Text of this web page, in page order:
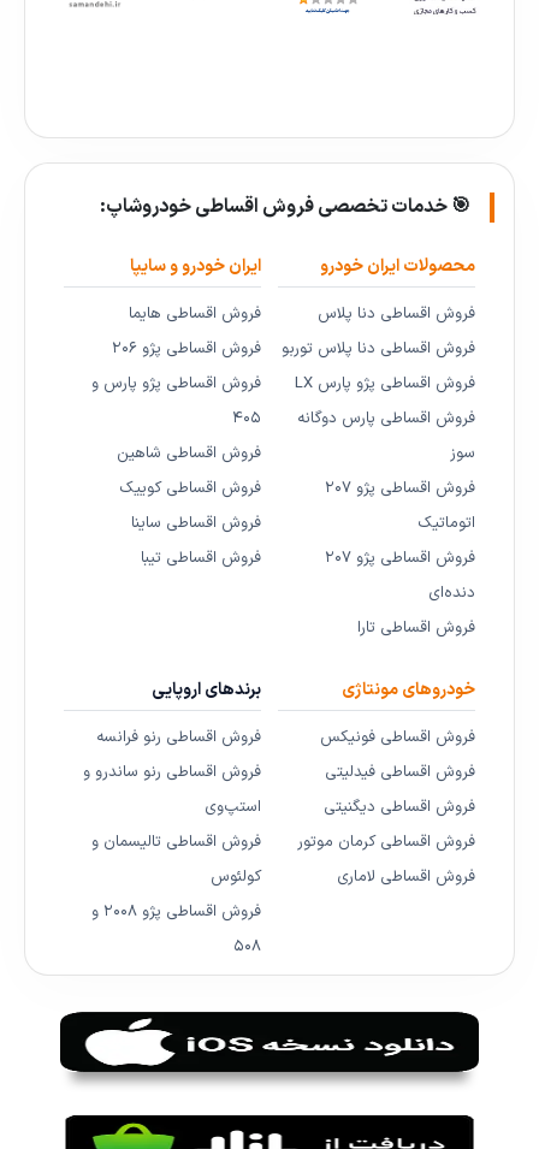
🎯 خدمات تخصصی فروش اقساطی خودروشاپ:
محصولات ایران خودرو
فروش اقساطی دنا پلاس
فروش اقساطی دنا پلاس توربو
فروش اقساطی پژو پارس LX
فروش اقساطی پارس دوگانه
سوز
فروش اقساطی پژو ۲۰۷
اتوماتیک
فروش اقساطی پژو ۲۰۷
دنده‌ای
فروش اقساطی تارا
ایران خودرو و سایپا
فروش اقساطی هایما
فروش اقساطی پژو ۲۰۶
فروش اقساطی پژو پارس و
۴۰۵
فروش اقساطی شاهین
فروش اقساطی کوییک
فروش اقساطی ساینا
فروش اقساطی تیبا
خودروهای مونتاژی
فروش اقساطی فونیکس
فروش اقساطی فیدلیتی
فروش اقساطی دیگنیتی
فروش اقساطی کرمان موتور
فروش اقساطی لاماری
برندهای اروپایی
فروش اقساطی رنو فرانسه
فروش اقساطی رنو ساندرو و
استپ‌وی
فروش اقساطی تالیسمان و
کولئوس
فروش اقساطی پژو ۲۰۰۸ و
۵۰۸